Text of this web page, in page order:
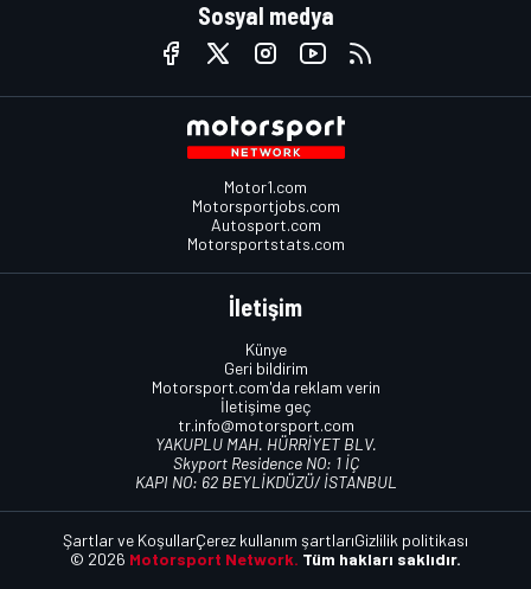
Sosyal medya
Motor1.com
Motorsportjobs.com
Autosport.com
Motorsportstats.com
İletişim
Künye
Geri bildirim
Motorsport.com'da reklam verin
İletişime geç
tr.info@motorsport.com
YAKUPLU MAH. HÜRRİYET BLV.
Skyport Residence NO: 1 İÇ
KAPI NO: 62 BEYLİKDÜZÜ/ İSTANBUL
© 2026 Motorsport Network. Tüm hakları saklıdır.
Şartlar ve KoşullarÇerez kullanım şartlarıGizlilik politikası